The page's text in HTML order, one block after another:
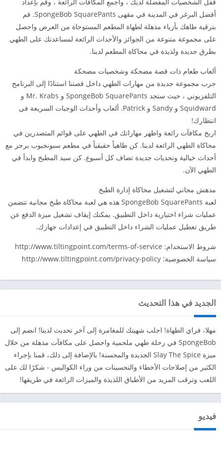
أفضل البرغر في المدينة في مقهى SpongeBob SquarePants. قم
بترقية طاهك بأزياء مذهلة لطهاة المطعم المستوحاة من العرض واحصل
على مجموعة متنوعة من الجوائز والأحداث الرائعة لمساعدتك على الطهي
بطرق جديدة ولذيذة في محاكاة المطعم لدينا.
ألعاب طعام ذات قصة مضحكة وشخصيات مضحكة
جرب مجموعة جديدة من مهارات الطهي داخل قصتنا استنادًا إلى البرنامج
التلفزيوني ، حيث ستجد SpongeBob SquarePants و Mr. Krabs و
Squidward و Sandy و Patrick. ألعاب وأحداث الوجبات السريعة في
انتظارك!
اربح مكافآت رائعة واظهر مهاراتك في الطهي على قوائم المتصدرين في
محاكاة الطهي الرائعة لدينا. كن طاهياً حقيقياً في مطعم سبونجبوب برجر مع
أحداث خيالية وتحديات جديدة تضاف كل أسبوع. كن سيد المطبخ وابدأ في
الطهي الآن.
مدهش مجاني لتشغيل محاكاة إدارة الطبخ
لعبة SpongeBob SquarePants هذه هي لعبة محاكاة طبخ مجانية تتضمن
عمليات شراء اختيارية داخل التطبيق. يمكنك إيقاف تشغيل ميزة الدفع عن
طريق تعطيل عمليات الشراء داخل التطبيق في إعدادات جهازك.
شروط الاستخدام: http://www.tiltingpoint.com/terms-of-service
سياسة الخصوصية: http://www.tiltingpoint.com/privacy-policy
الجديد في هذا التحديث
مهلا، فراي الطهاة! اجلب شهيتك للمغامرة إلى آخر تحديث لدينا! انضم إلى
SpongeBob في رحلة طهي ملحمية واحصل على مكافآت مذهلة من خلال
ميزة Slay The Spice الجديدة والمحسنة! بالإضافة إلى ذلك، قمنا بإجراء
الكثير من إصلاحات الأخطاء والتحسينات من وراء الكواليس - شكرًا لك على
اللعب وترقب المزيد من الأطباق اللذيذة والميزات الرائعة في طريقها!
فيديو